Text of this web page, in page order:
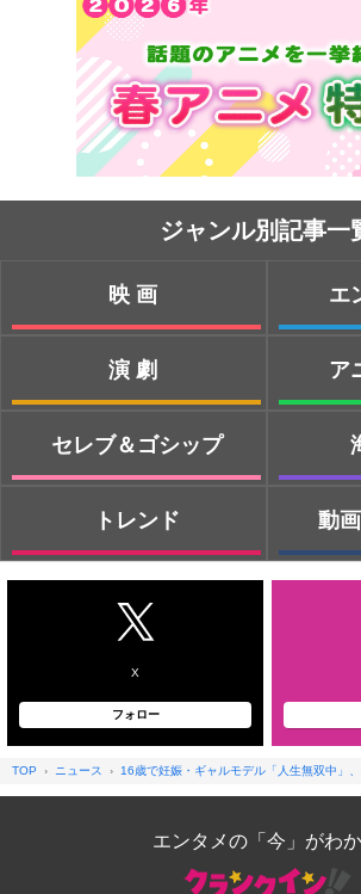
ジャンル別記事一
映画
演劇
セレブ＆ゴシップ
トレンド
エ
ア
動
X
フォロー
TOP ニュース 16歳で妊娠・ギャルモデル「人生無双中」
エンタメの「今」がわ